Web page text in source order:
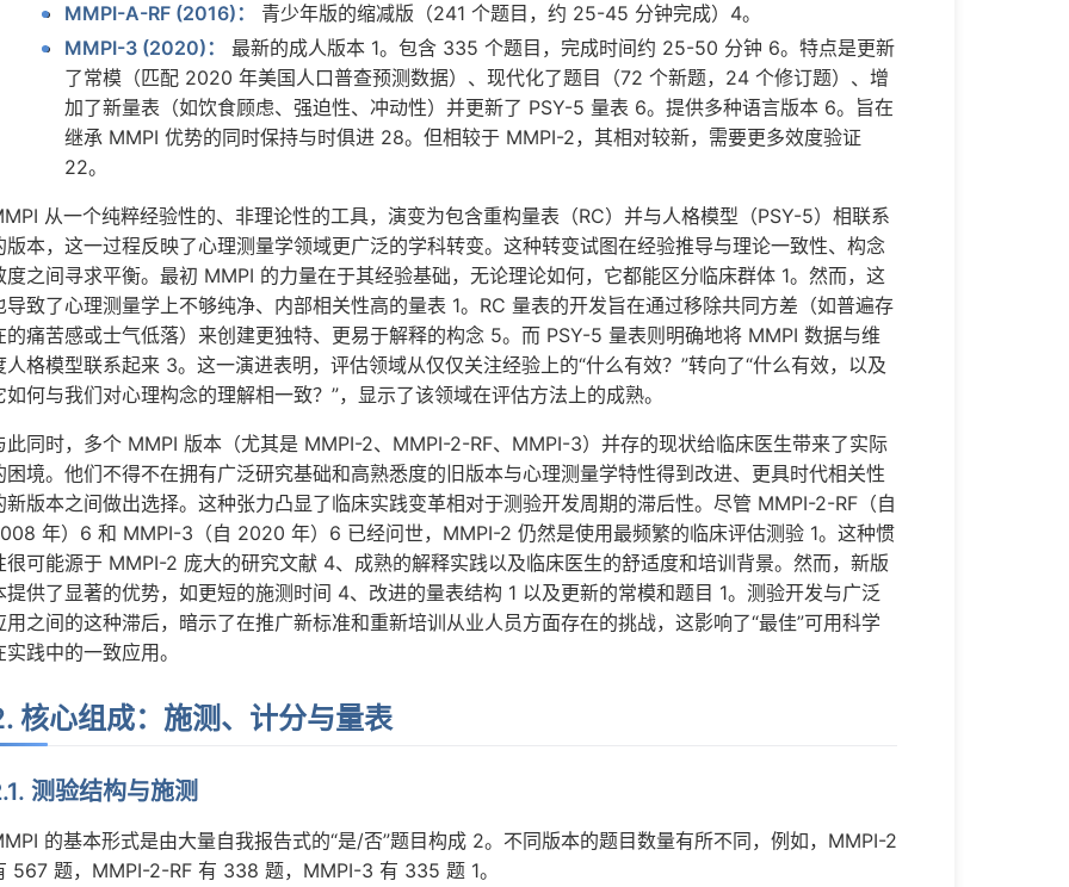
MMPI-A-RF (2016)：
青少年版的缩减版（241 个题目，约 25-45 分钟完成）4。
MMPI-3 (2020)：
最新的成人版本 1。包含 335 个题目，完成时间约 25-50 分钟 6。特点是更新
了常模（匹配 2020 年美国人口普查预测数据）、现代化了题目（72 个新题，24 个修订题）、增
加了新量表（如饮食顾虑、强迫性、冲动性）并更新了 PSY-5 量表 6。提供多种语言版本 6。旨在
继承 MMPI 优势的同时保持与时俱进 28。但相较于 MMPI-2，其相对较新，需要更多效度验证
22。
从一个纯粹经验性的、非理论性的工具，演变为包含重构量表（RC）并与人格模型（PSY-5）相联系
版本，这一过程反映了心理测量学领域更广泛的学科转变。这种转变试图在经验推导与理论一致性、构念
度之间寻求平衡。最初 MMPI 的力量在于其经验基础，无论理论如何，它都能区分临床群体 1。然而，这
导致了心理测量学上不够纯净、内部相关性高的量表 1。RC 量表的开发旨在通过移除共同方差（如普遍存
的痛苦感或士气低落）来创建更独特、更易于解释的构念 5。而 PSY-5 量表则明确地将 MMPI 数据与维
人格模型联系起来 3。这一演进表明，评估领域从仅仅关注经验上的“什么有效？”转向了“什么有效，以及
如何与我们对心理构念的理解相一致？”，显示了该领域在评估方法上的成熟。
此同时，多个 MMPI 版本（尤其是 MMPI-2、MMPI-2-RF、MMPI-3）并存的现状给临床医生带来了实际
困境。他们不得不在拥有广泛研究基础和高熟悉度的旧版本与心理测量学特性得到改进、更具时代相关性
新版本之间做出选择。这种张力凸显了临床实践变革相对于测验开发周期的滞后性。尽管 MMPI-2-RF（自
年）6 和 MMPI-3（自 2020 年）6 已经问世，MMPI-2 仍然是使用最频繁的临床评估测验 1。这种惯
很可能源于 MMPI-2 庞大的研究文献 4、成熟的解释实践以及临床医生的舒适度和培训背景。然而，新版
提供了显著的优势，如更短的施测时间 4、改进的量表结构 1 以及更新的常模和题目 1。测验开发与广泛
用之间的这种滞后，暗示了在推广新标准和重新培训从业人员方面存在的挑战，这影响了“最佳”可用科学
实践中的一致应用。
核心组成：施测、计分与量表
测验结构与施测
的基本形式是由大量自我报告式的“是/否”题目构成 2。不同版本的题目数量有所不同，例如，MMPI-2
567 题，MMPI-2-RF 有 338 题，MMPI-3 有 335 题 1。